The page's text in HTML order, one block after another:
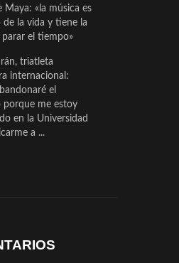
Maya: «la música es
de la vida y tiene la
parar el tiempo»
triatleta
internacional:
el
porque me estoy
en la Universidad
a ...